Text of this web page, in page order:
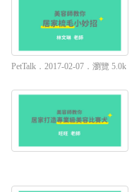
PetTalk ．2017-02-07． 瀏覽 5.0k